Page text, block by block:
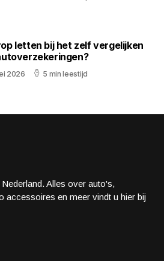
letten bij het zelf vergelijken
2026 5 min leestijd
Alles over auto's,
accessoires en meer vindt u hier bij